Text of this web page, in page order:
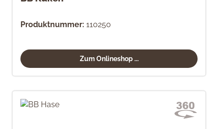
Produktnummer: 110250
Zum Onlineshop ...